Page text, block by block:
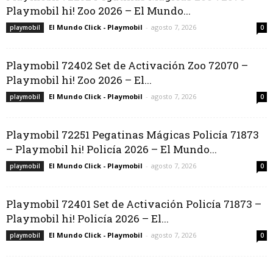
Playmobil hi! Zoo 2026 – El Mundo...
playmobil El Mundo Click - Playmobil - agosto 7, 2026 0
Playmobil 72402 Set de Activación Zoo 72070 –
Playmobil hi! Zoo 2026 – El...
playmobil El Mundo Click - Playmobil - agosto 7, 2026 0
Playmobil 72251 Pegatinas Mágicas Policía 71873
– Playmobil hi! Policía 2026 – El Mundo...
playmobil El Mundo Click - Playmobil - agosto 7, 2026 0
Playmobil 72401 Set de Activación Policía 71873 –
Playmobil hi! Policía 2026 – El...
playmobil El Mundo Click - Playmobil - agosto 7, 2026 0